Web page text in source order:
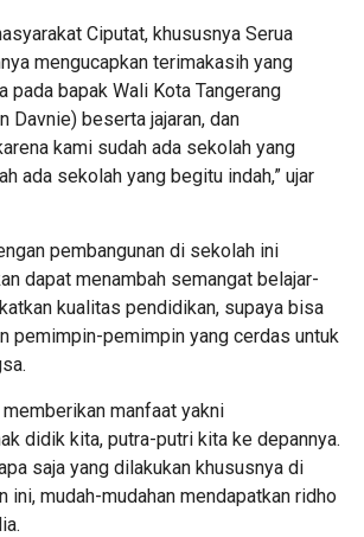
Ciputat, khususnya Serua
mengucapkan terimakasih yang
pada bapak Wali Kota Tangerang
Davnie) beserta jajaran, dan
kami sudah ada sekolah yang
ada sekolah yang begitu indah,” ujar
pembangunan di sekolah ini
dapat menambah semangat belajar-
kualitas pendidikan, supaya bisa
pemimpin-pemimpin yang cerdas untuk
memberikan manfaat yakni
didik kita, putra-putri kita ke depannya.
saja yang dilakukan khususnya di
ini, mudah-mudahan mendapatkan ridho